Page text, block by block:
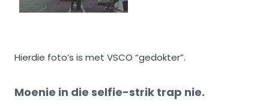
Hierdie foto’s is met VSCO “gedokter”.
Moenie in die selfie-strik trap nie.